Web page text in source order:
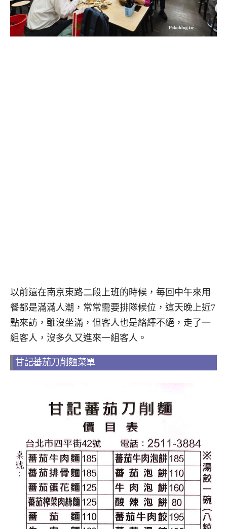
以前還在南京東路二段上班的時候，每回中午來用
餐都是滿滿人潮，常常需要排隊候位，這天晚上近7
點來訪，雖沒坐滿，但客人也是絡繹不絕，走了一
組客人，沒多久又進來一組客人。
甘記蕃茄刀削麵菜單